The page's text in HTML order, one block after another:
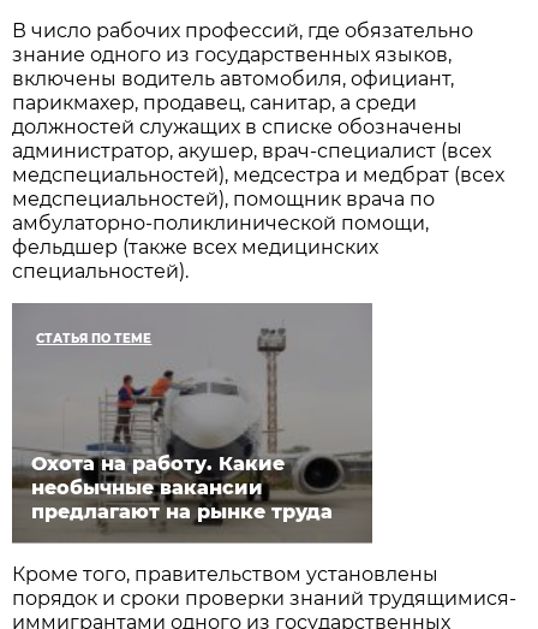
В число рабочих профессий, где обязательно
знание одного из государственных языков,
включены водитель автомобиля, официант,
парикмахер, продавец, санитар, а среди
должностей служащих в списке обозначены
администратор, акушер, врач-специалист (всех
медспециальностей), медсестра и медбрат (всех
медспециальностей), помощник врача по
амбулаторно-поликлинической помощи,
фельдшер (также всех медицинских
специальностей).
СТАТЬЯ ПО ТЕМЕ
Охота на работу. Какие
необычные вакансии
предлагают на рынке труда
Кроме того, правительством установлены
порядок и сроки проверки знаний трудящимися-
иммигрантами одного из государственных